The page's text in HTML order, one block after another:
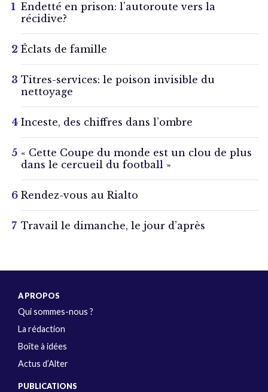
Endetté en prison: l’autoroute vers la
récidive?
Éclats de famille
Titres-services: le poison invisible du
nettoyage
Inceste, des chiffres dans l’ombre
« Cette Coupe du monde est un clou de plus
dans le cercueil du football »
Rendez-vous au Rialto
Travail le dimanche, le jour d’après
A PROPOS
Qui sommes-nous ?
La rédaction
Boîte à idées
Actus d’Alter
PUBLICATIONS